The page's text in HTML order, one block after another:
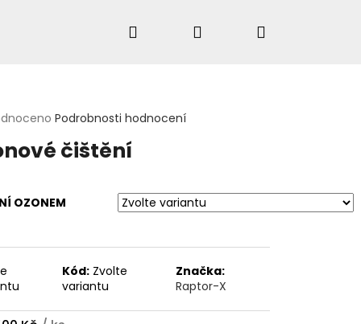
Přihlášení
Podrobnosti hodnocení
čištění
OZONEM
Kód: Zvolte
variantu
Značka:
Raptor-X